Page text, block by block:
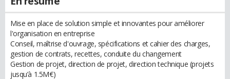
Mise en place de solution simple et innovantes pour améliorer
l'organisation en entreprise
Conseil, maîtrise d'ouvrage, spécifications et cahier des charges,
gestion de contrats, recettes, conduite du changement
Gestion de projet, direction de projet, direction technique (projets
jusqu’à 1.5M€)